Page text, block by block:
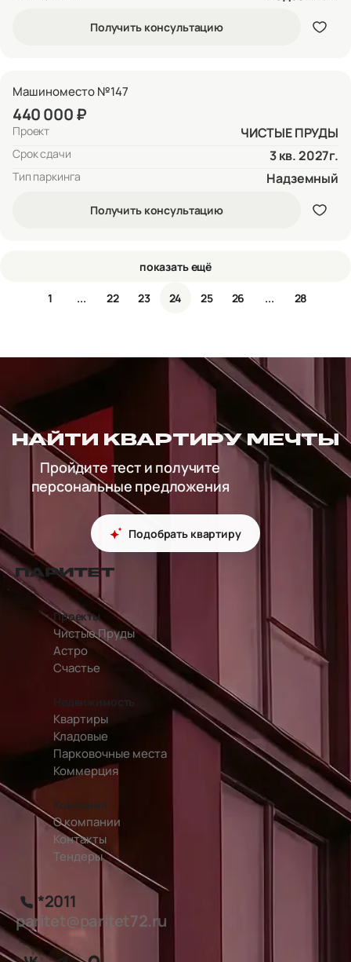
Получить консультацию
Машиноместо №147
440 000 ₽
Проект ЧИСТЫЕ ПРУДЫ
Срок сдачи 3 кв. 2027г.
Тип паркинга Надземный
Получить консультацию
показать ещё
1 ... 22 23 24 25 26 ... 28
НАЙТИ КВАРТИРУ МЕЧТЫ
Пройдите тест и получите
персональные предложения
Подобрать квартиру
перейти на главную страницу
Проекты
Чистые Пруды
Астро
Счастье
Недвижимость
Квартиры
Кладовые
Парковочные места
Коммерция
Компания
О компании
Контакты
Тендеры
*2011
paritet@paritet72.ru